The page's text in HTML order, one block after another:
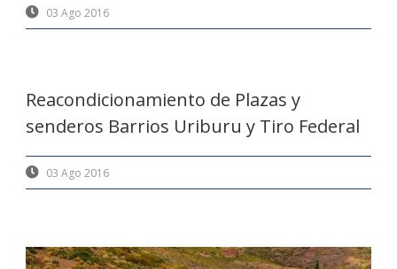
03 Ago 2016
Reacondicionamiento de Plazas y
senderos Barrios Uriburu y Tiro Federal
03 Ago 2016